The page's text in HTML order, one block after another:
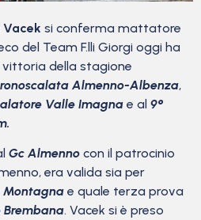
si conferma mattatore
del Team F.lli Giorgi oggi ha
vittoria della stagione
Almenno-Albenza,
Valle Imagna e al 9°
Gc Almenno con il patrocinio
era valida sia per
Montagna e quale terza prova
. Vacek si è preso